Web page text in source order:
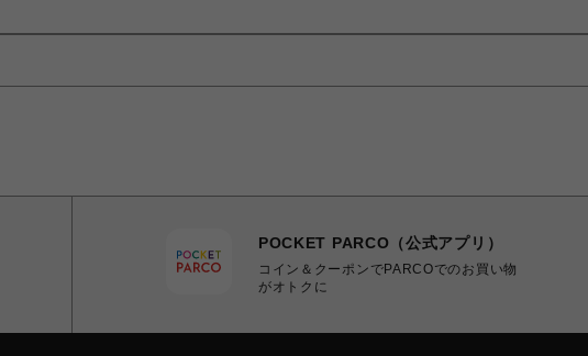
POCKET PARCO（公式アプリ）
コイン＆クーポンでPARCOでのお買い物
がオトクに